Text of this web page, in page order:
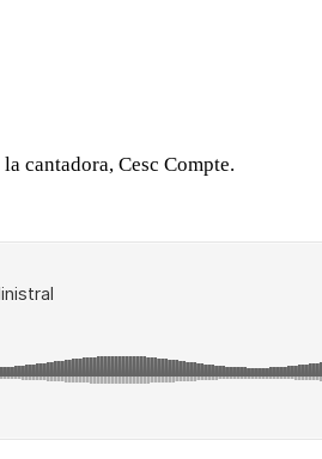
cantadora, Cesc Compte.